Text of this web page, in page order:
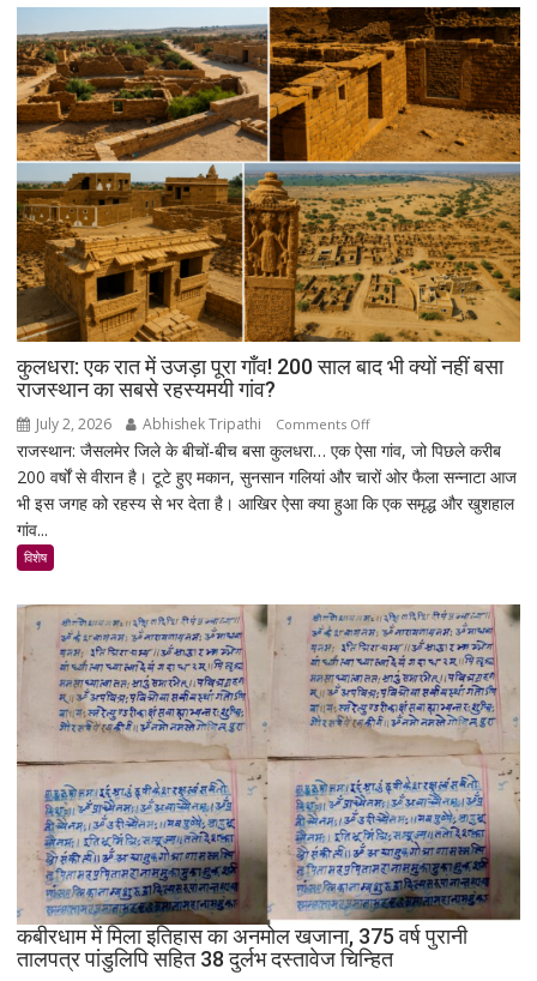
आखिर
क्यों
सड़क
पर
उतरे
युवा,
क्या
हैं
उनकी
मांगें?
कुलधरा: एक रात में उजड़ा पूरा गाँव! 200 साल बाद भी क्यों नहीं बसा
राजस्थान का सबसे रहस्यमयी गांव?
July 2, 2026 Abhishek Tripathi Comments Offon
कुलधरा:
एक
रात
गाँव!
200
साल
बाद
भी
क्यों
बसा
राजस्थान
का
सबसे
रहस्यमयी
गांव?
राजस्थान: जैसलमेर जिले के बीचों-बीच बसा कुलधरा… एक ऐसा गांव, जो पिछले करीब
200 वर्षों से वीरान है। टूटे हुए मकान, सुनसान गलियां और चारों ओर फैला सन्नाटा आज
भी इस जगह को रहस्य से भर देता है। आखिर ऐसा क्या हुआ कि एक समृद्ध और खुशहाल
गांव...
विशेष
कबीरधाम में मिला इतिहास का अनमोल खजाना, 375 वर्ष पुरानी
तालपत्र पांडुलिपि सहित 38 दुर्लभ दस्तावेज चिन्हित